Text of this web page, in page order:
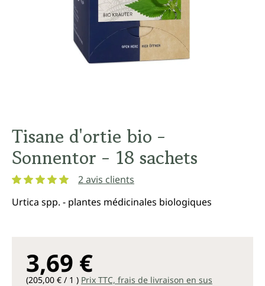
Tisane d'ortie bio -
Sonnentor - 18 sachets
2 avis clients
Urtica spp. - plantes médicinales biologiques
3,69 €
(205,00 € / 1 ) Prix TTC, frais de livraison en sus